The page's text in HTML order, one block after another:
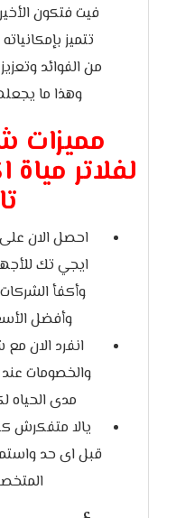
فيت فتكون
تتميز
من الفوائد
وهذا ما
مميزات
احصل الان
ايجي تك
وأكفأ
وأفضل
انفرد الان
والخصومات
مدى الحياه
يالا متفكرش
قبل اى حد